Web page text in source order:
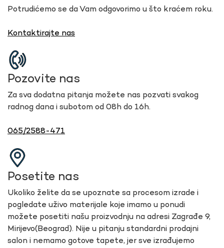
Potrudićemo se da Vam odgovorimo u što kraćem roku.
Kontaktirajte nas
Pozovite nas
Za sva dodatna pitanja možete nas pozvati svakog
radnog dana i subotom od 08h do 16h.
065/2588-471
Posetite nas
Ukoliko želite da se upoznate sa procesom izrade i
pogledate uživo materijale koje imamo u ponudi
možete posetiti našu proizvodnju na adresi Zagrađe 9,
Mirijevo(Beograd). Nije u pitanju standardni prodajni
salon i nemamo gotove tapete, jer sve izrađujemo